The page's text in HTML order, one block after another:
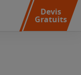
Devis
Gratuits